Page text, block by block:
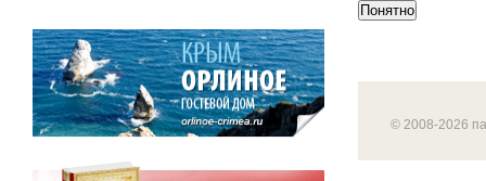
Понятно
© 2008-2026